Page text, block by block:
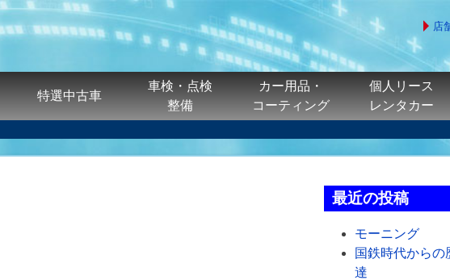
店
特選中古車
車検・点検
整備
カー用品・
コーティング
個人リース
レンタカー
最近の投稿
モーニング
国鉄時代から
達